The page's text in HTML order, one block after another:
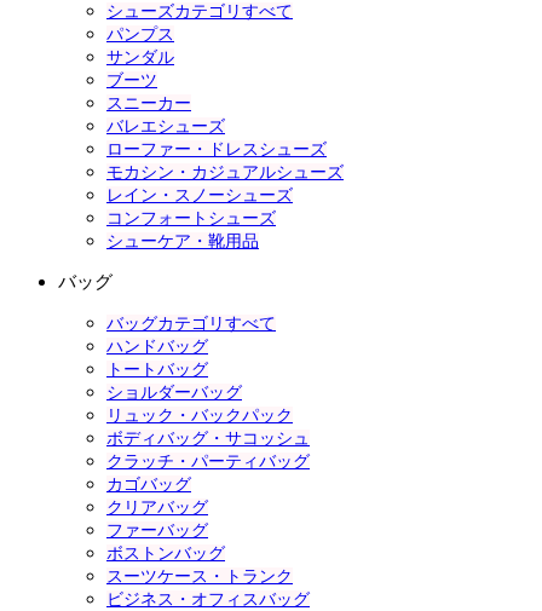
シューズカテゴリすべて
パンプス
サンダル
ブーツ
スニーカー
バレエシューズ
ローファー・ドレスシューズ
モカシン・カジュアルシューズ
レイン・スノーシューズ
コンフォートシューズ
シューケア・靴用品
バッグ
バッグカテゴリすべて
ハンドバッグ
トートバッグ
ショルダーバッグ
リュック・バックパック
ボディバッグ・サコッシュ
クラッチ・パーティバッグ
カゴバッグ
クリアバッグ
ファーバッグ
ボストンバッグ
スーツケース・トランク
ビジネス・オフィスバッグ